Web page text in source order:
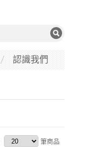
認識我們
筆商品